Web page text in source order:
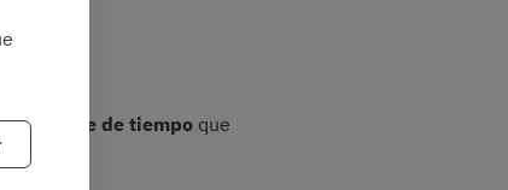
límite de tiempo que